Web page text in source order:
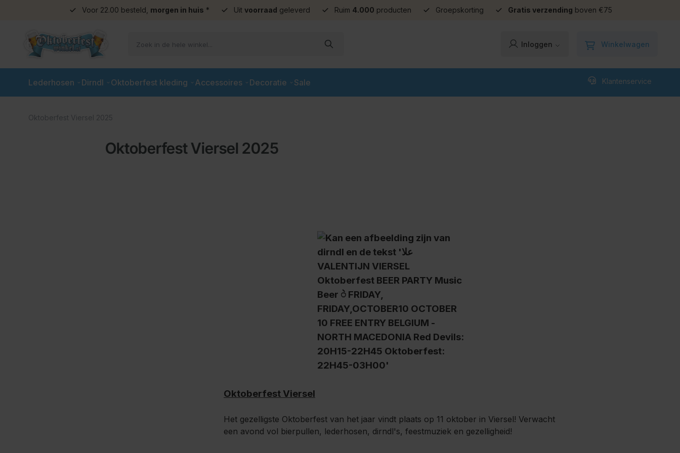
Voor 22.00 besteld, morgen in huis * Uit voorraad geleverd Ruim 4.000 producten Groepskorting Gratis verzending boven €75
Inloggen Winkelwagen
Lederhosen Dirndl Oktoberfest kleding Accessoires Decoratie Sale Klantenservice
Oktoberfest Viersel 2025
Oktoberfest Viersel 2025
Oktoberfest Viersel
Het gezelligste Oktoberfest van het jaar vindt plaats op 11 oktober in Viersel! Verwacht
een avond vol bierpullen, lederhosen, dirndl's, feestmuziek en gezelligheid!